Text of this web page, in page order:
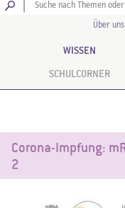
Über uns
WISSEN
SCHULCORNER
Corona-Impfung:
2